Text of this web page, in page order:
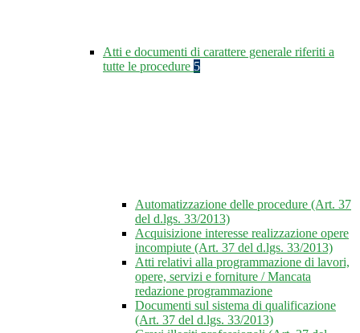
Atti e documenti di carattere generale riferiti a
tutte le procedure 5
Automatizzazione delle procedure (Art. 37
del d.lgs. 33/2013)
Acquisizione interesse realizzazione opere
incompiute (Art. 37 del d.lgs. 33/2013)
Atti relativi alla programmazione di lavori,
opere, servizi e forniture / Mancata
redazione programmazione
Documenti sul sistema di qualificazione
(Art. 37 del d.lgs. 33/2013)